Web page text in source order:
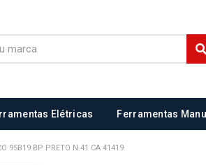
Elétricas Ferramentas
95B19 BP PRETO N.41 CA 41419